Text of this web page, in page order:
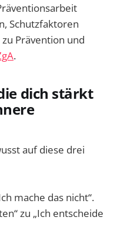
Schutzfaktoren
Prävention und
.
dich stärkt
auf diese drei
mache das nicht“.
zu „Ich entscheide